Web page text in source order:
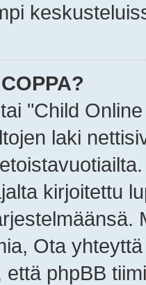
"Child
laki
kirjoitettu
Ota
että phpBB